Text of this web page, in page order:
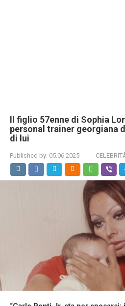
Il figlio 57enne di Sophia
personal trainer georgiana
di lui
Published by: 05.06.2025